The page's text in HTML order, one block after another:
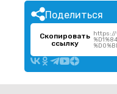
Поделиться
Скопировать
ссылку
https://